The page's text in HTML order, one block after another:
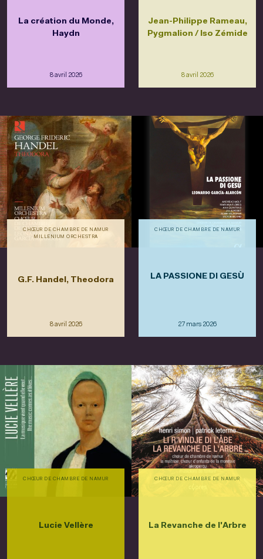
La création du Monde,
Haydn
8 avril 2026
Jean-Philippe Rameau,
Pygmalion / Iso Zémide
8 avril 2026
CHŒUR DE CHAMBRE DE NAMUR
MILLENIUM ORCHESTRA
G.F. Handel, Theodora
8 avril 2026
CHŒUR DE CHAMBRE DE NAMUR
LA PASSIONE DI GESÙ
27 mars 2026
CHŒUR DE CHAMBRE DE NAMUR
Lucie Vellère
CHŒUR DE CHAMBRE DE NAMUR
La Revanche de l'Arbre